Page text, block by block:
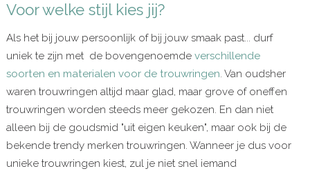
Voor welke stijl kies jij?
Als het bij jouw persoonlijk of bij jouw smaak past... durf
uniek te zijn met de bovengenoemde verschillende
soorten en materialen voor de trouwringen. Van oudsher
waren trouwringen altijd maar glad, maar grove of oneffen
trouwringen worden steeds meer gekozen. En dan niet
alleen bij de goudsmid "uit eigen keuken", maar ook bij de
bekende trendy merken trouwringen. Wanneer je dus voor
unieke trouwringen kiest, zul je niet snel iemand